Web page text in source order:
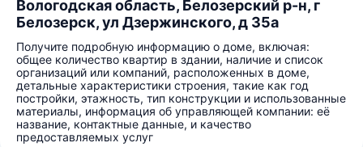
Вологодская область, Белозерский р-н, г
Белозерск, ул Дзержинского, д 35а
Получите подробную информацию о доме, включая:
общее количество квартир в здании, наличие и список
организаций или компаний, расположенных в доме,
детальные характеристики строения, такие как год
постройки, этажность, тип конструкции и использованные
материалы, информация об управляющей компании: её
название, контактные данные, и качество
предоставляемых услуг